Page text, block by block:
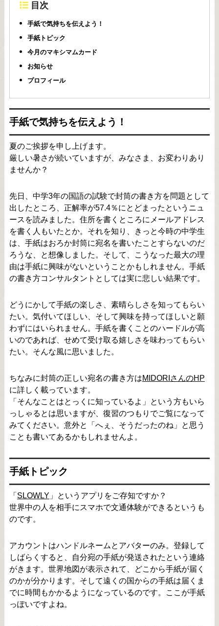
目次
手紙で気持ちを伝えよう！
手紙トピック
今月のマキシマムカード
お知らせ
プロフィール
手紙で気持ちを伝えよう！
夏のご挨拶を申し上げます。
厳しい暑さが続いていますが、みなさま、お変わりあり
ませんか？
先日、中学3年の国語の試験で封筒の書き方を問題として
出したところ、正解率が57.4％にとどまったというニュ
ースを読みました。住所を書くところにメールアドレス
を書く人もいたとか。それを知り、きっと今時の中学生
は、手紙はおろか封筒に宛名を書いたことすらないのだ
ろうな、と想像しました。そして、こうなった最大の理
由は手紙に興味がないということかもしれません。手紙
の書き方コンサルタントとしては実に悲しい結果です。
どうにかして手紙の楽しさ、素晴らしさを知ってもらい
たい。気付いてほしい、そして興味を持ってほしいと願
わずにはいられません。手紙を書くことのハードルが高
いのであれば、せめて受け取る嬉しさを味わってもらい
たい。そんな風に思いました。
ちなみに封筒の正しい宛名の書き方はMIDORIさんのHP
に詳しく載っています。
「そんなことはとっくに知っているよ」という方もいら
っしゃるとは思いますが、復習のつもりでご覧になって
みてください。意外と「へぇ、そうだったのね」と思う
ことも書いてあるかもしれませんよ。
手紙トピック
「 SLOWLY 」というアプリをご存知ですか？
世界中の人を相手にスマホで文通体験ができるというも
のです。
アカウントはハンドルネームとアバターのみ。登録して
しばらくすると、自分宛の手紙が発送されたという連絡
がきます。世界地図が表示されて、どこから手紙が届く
のかが分かります。そして遠くの国からの手紙は届くま
でに時間もかかるようになっているのです。ここが手紙
っぽいですよね。